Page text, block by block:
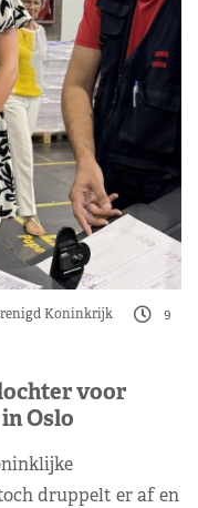
Koninkrijk
9
voor
Oslo
druppelt er af en